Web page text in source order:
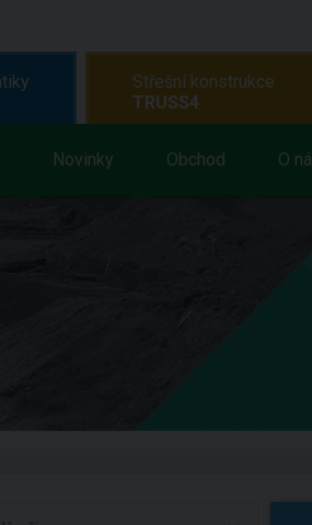
Novinky Obchod O
Střešní konstrukce
TRUSS4